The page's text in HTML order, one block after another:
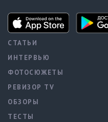
СТАТЬИ
ИНТЕРВЬЮ
ФОТОСЮЖЕТЫ
РЕВИЗОР TV
ОБЗОРЫ
ТЕСТЫ